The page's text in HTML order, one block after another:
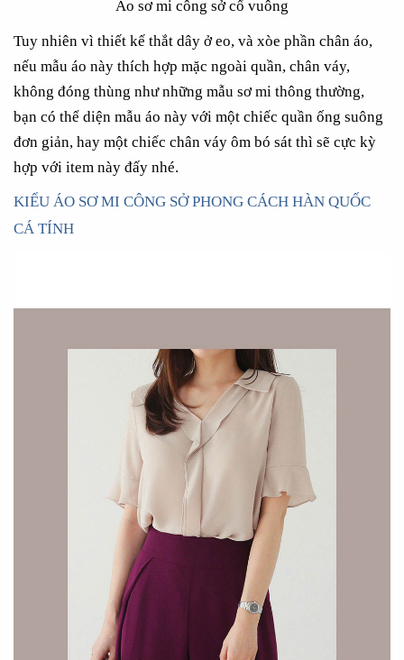
Áo sơ mi công sở cổ vuông
Tuy nhiên vì thiết kế thắt dây ở eo, và xòe phần chân áo,
nếu mẫu áo này thích hợp mặc ngoài quần, chân váy,
không đóng thùng như những mẫu sơ mi thông thường,
bạn có thể diện mẫu áo này với một chiếc quần ống suông
đơn giản, hay một chiếc chân váy ôm bó sát thì sẽ cực kỳ
hợp với item này đấy nhé.
KIỂU ÁO SƠ MI CÔNG SỞ PHONG CÁCH HÀN QUỐC
CÁ TÍNH